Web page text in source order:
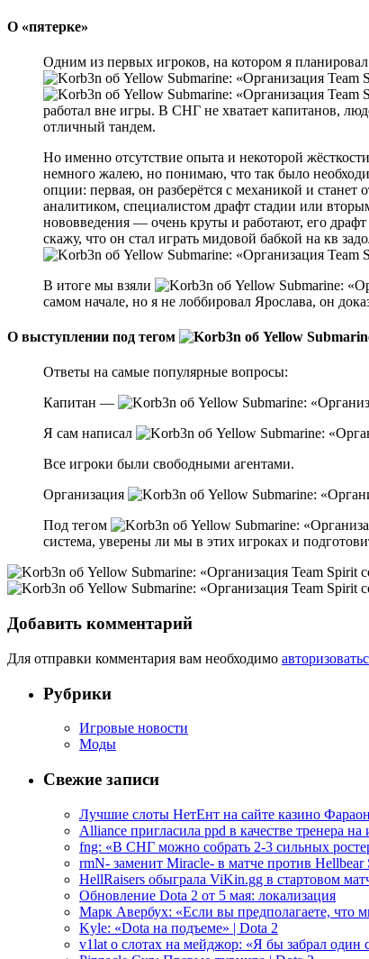
О «пятерке»
Одним из первых игроков, на котором я
работал вне игры. В СНГ не хватает капитанов,
отличный тандем.
Но именно отсутствие опыта и некоторой
немного жалею, но понимаю, что так было
опции: первая, он разберётся с механикой и
аналитиком, специалистом драфт стадии или
нововведения — очень круты и работают, его
скажу, что он стал играть мидовой бабкой на кв
В итоге мы взяли
самом начале, но я не лоббировал Ярослава, он
О выступлении под тегом
Ответы на самые популярные вопросы:
Капитан —
Я сам написал
Все игроки были свободными агентами.
Организация
Под тегом
система, уверены ли мы в этих игроках и
Добавить комментарий
Для отправки комментария вам необходимо
Рубрики
Игровые новости
Моды
Свежие записи
Лучшие слоты НетЕнт на сайте казино Фараон
Alliance пригласила ppd в качестве тренера
fng: «В СНГ можно собрать 2-3 сильных
rmN- заменит Miracle- в матче против Hellbear
HellRaisers обыграла ViKin.gg в стартовом
Обновление Dota 2 от 5 мая: локализация
Марк Авербух: «Если вы предполагаете,
Kyle: «Dota на подъеме» | Dota 2
v1lat о слотах на мейджор: «Я бы забрал